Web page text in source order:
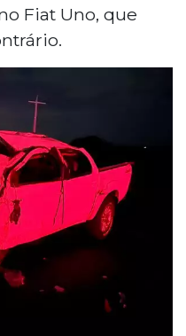
Fiat Uno, que